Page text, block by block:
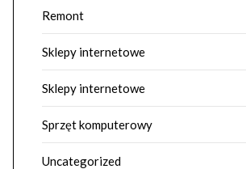
Remont
Sklepy internetowe
Sklepy internetowe
Sprzęt komputerowy
Uncategorized